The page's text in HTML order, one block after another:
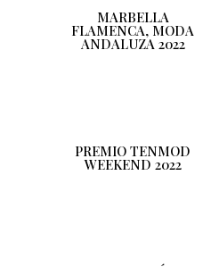
MARBELLA
FLAMENCA, MODA
ANDALUZA 2022
PREMIO TENMOD
WEEKEND 2022